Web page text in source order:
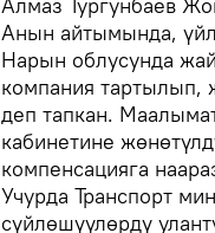
Анын айтымында,
Нарын облусунда
компания тартылып,
деп тапкан.
кабинетине
компенсацияга
Учурда Транспорт
сүйлөшүүлөрдү